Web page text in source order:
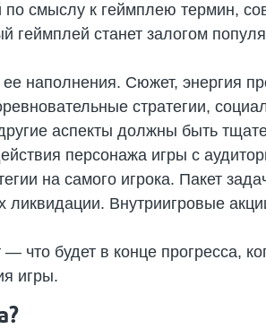
смыслу к геймплею термин,
геймплей станет залогом
наполнения. Сюжет, энергия
стратегии,
аспекты должны быть
персонажа игры с
на самого игрока. Пакет
ликвидации. Внутриигровые
что будет в конце прогресса,
игры.